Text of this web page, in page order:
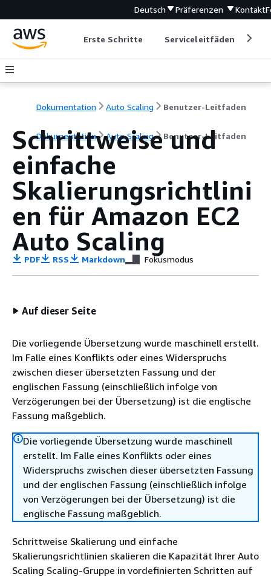
Deutsch Präferenzen Kontakt
Erste Schritte Serviceleitfäden
Dokumentation Auto Scaling Benutzer-Leitfaden
Dokumentation Auto Scaling Benutzer-Leitfaden
Schrittweise und
einfache
Skalierungsrichtlini
en für Amazon EC2
Auto Scaling
PDF RSS Markdown Fokusmodus
Auf dieser Seite
Die vorliegende Übersetzung wurde maschinell erstellt.
Im Falle eines Konflikts oder eines Widerspruchs
zwischen dieser übersetzten Fassung und der
englischen Fassung (einschließlich infolge von
Verzögerungen bei der Übersetzung) ist die englische
Fassung maßgeblich.
Die vorliegende Übersetzung wurde maschinell
erstellt. Im Falle eines Konflikts oder eines
Widerspruchs zwischen dieser übersetzten Fassung
und der englischen Fassung (einschließlich infolge
von Verzögerungen bei der Übersetzung) ist die
englische Fassung maßgeblich.
Schrittweise Skalierung und einfache
Skalierungsrichtlinien skalieren die Kapazität Ihrer Auto
Scaling Scaling-Gruppe in vordefinierten Schritten auf